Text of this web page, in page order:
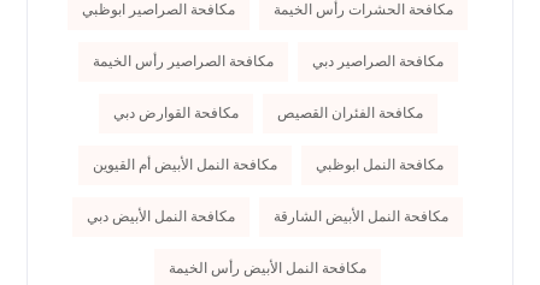
مكافحة الحشرات رأس الخيمة مكافحة الصراصير ابوظبي
مكافحة الصراصير دبي مكافحة الصراصير رأس الخيمة
مكافحة الفئران القصيص مكافحة القوارض دبي
مكافحة النمل ابوظبي مكافحة النمل الأبيض أم القيوين
مكافحة النمل الأبيض الشارقة مكافحة النمل الأبيض دبي
مكافحة النمل الأبيض رأس الخيمة